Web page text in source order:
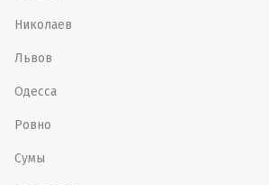
Николаев
Львов
Одесса
Ровно
Сумы